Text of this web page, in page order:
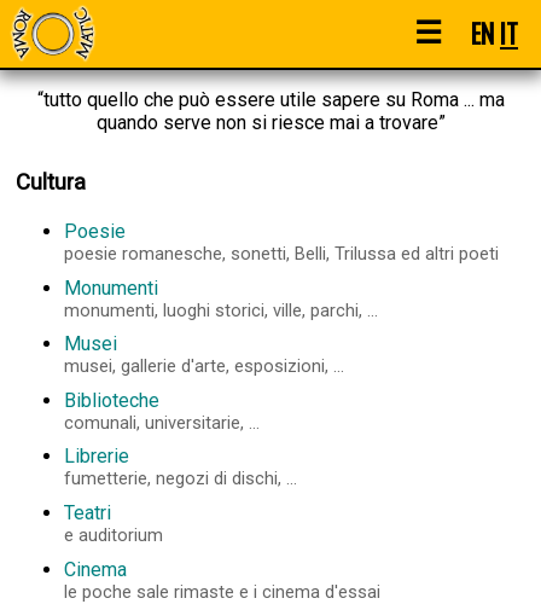
☰ ENIT
“tutto quello che può essere utile sapere su Roma ... ma
quando serve non si riesce mai a trovare”
Cultura
Poesie
poesie romanesche, sonetti, Belli, Trilussa ed altri poeti
Monumenti
monumenti, luoghi storici, ville, parchi, ...
Musei
musei, gallerie d'arte, esposizioni, ...
Biblioteche
comunali, universitarie, ...
Librerie
fumetterie, negozi di dischi, ...
Teatri
e auditorium
Cinema
le poche sale rimaste e i cinema d'essai